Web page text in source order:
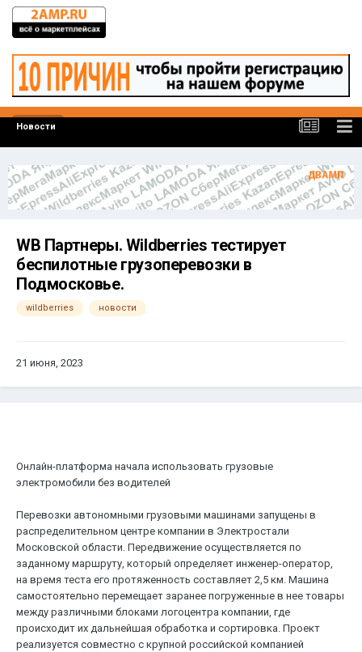
Новости
WB Партнеры. Wildberries тестирует
беспилотные грузоперевозки в
Подмосковье.
wildberries новости
21 июня, 2023
Онлайн-платформа начала использовать грузовые
электромобили без водителей
Перевозки автономными грузовыми машинами запущены в
распределительном центре компании в Электростали
Московской области. Передвижение осуществляется по
заданному маршруту, который определяет инженер-оператор,
на время теста его протяженность составляет 2,5 км. Машина
самостоятельно перемещает заранее погруженные в нее товары
между различными блоками логоцентра компании, где
происходит их дальнейшая обработка и сортировка. Проект
реализуется совместно с крупной российской компанией